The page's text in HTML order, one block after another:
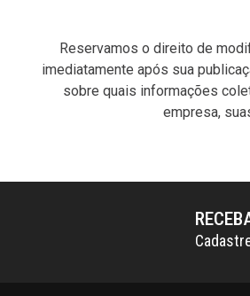
Reservamos o direito de
imediatamente após sua
sobre quais informações
empresa,